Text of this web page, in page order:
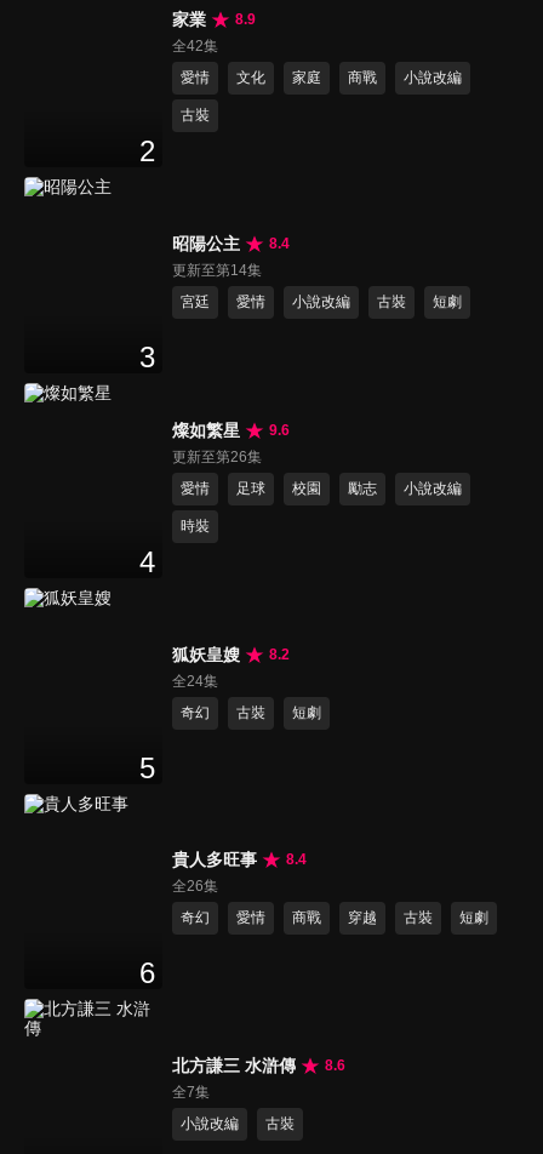
2
家業
8.9
全42集
愛情
文化 家庭 商戰 小說改編
古裝
3
昭陽公主
8.4
更新至第14集
宮廷
愛情 小說改編 古裝 短劇
4
燦如繁星
9.6
更新至第26集
愛情
足球 校園 勵志 小說改編
時裝
5
狐妖皇嫂
8.2
全24集
奇幻
古裝 短劇
6
貴人多旺事
8.4
全26集
奇幻
愛情 商戰 穿越 古裝 短劇
北方謙三 水滸傳
8.6
全7集
小說改編
古裝